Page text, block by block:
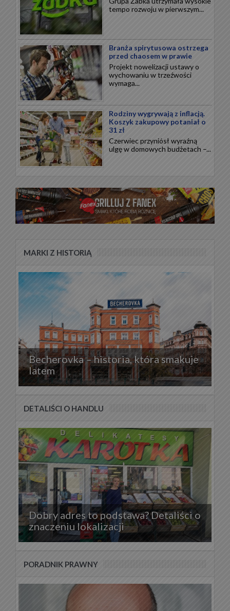
tempo rozwoju w pierwszym...
Branża spirytusowa ostrzega
przed chaosem w prawie
Projekt nowelizacji ustawy o
wychowaniu w trzeźwości
wymaga...
Rodziny wygrywają z inflacją.
Koszyk zakupowy potaniał o
31 zł
Czerwiec przyniósł wyraźną
ulgę w domowych budżetach –...
MARKI Z HISTORIĄ
Becherovka – historia, która smakuje
latem
DETALIŚCI O HANDLU
Dobry adres to podstawa? Detaliści o
znaczeniu lokalizacji
PORADNIK PRAWNY